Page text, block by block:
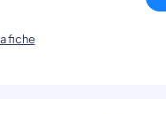
fiche